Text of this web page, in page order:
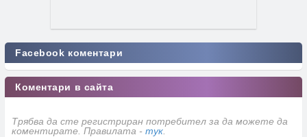
Facebook коментари
Коментари в сайта
Трябва да сте регистриран потребител за да можете да
коментирате. Правилата - тук